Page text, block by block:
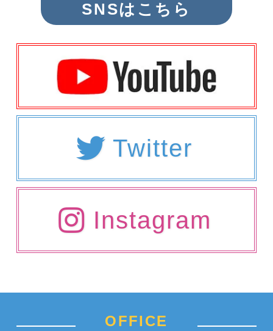
SNSはこちら
Twitter
Instagram
OFFICE